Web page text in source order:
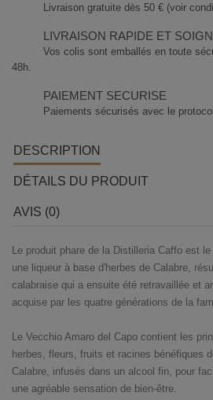
Livraison gratuite dès 50 € (voir
LIVRAISON RAPIDE ET
Vos colis sont emballés en toute
48h.
PAIEMENT SECURISE
Paiements sécurisés avec le
DESCRIPTION
DÉTAILS DU PRODUIT
AVIS (0)
Le produit phare de la Distilleria Caffo est
une liqueur à base d'herbes de Calabre,
calabraise qui a ensuite été retravaillée et
acquise par les quatre générations de la
Le Vecchio Amaro del Capo contient les
herbes, fleurs, fruits et racines bénéfiques
Calabre, infusés dans un alcool fin, pour
une agréable sensation de bien-être.